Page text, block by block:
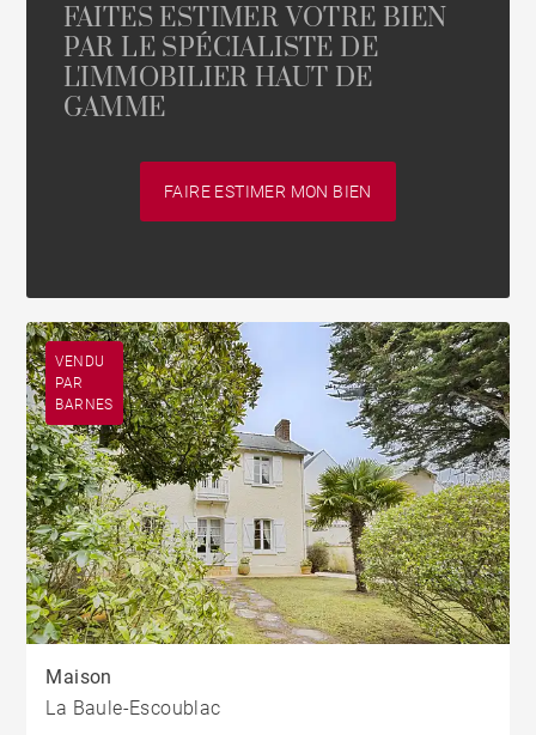
FAITES ESTIMER VOTRE BIEN
PAR LE SPÉCIALISTE DE
L'IMMOBILIER HAUT DE
GAMME
FAIRE ESTIMER MON BIEN
VENDU
PAR
BARNES
Maison
La Baule-Escoublac